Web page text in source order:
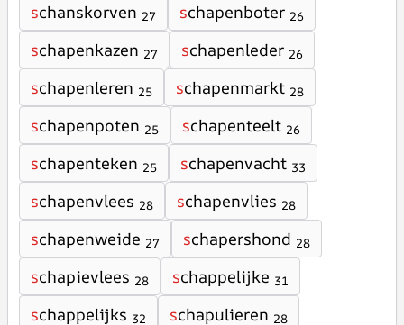
schanskorven 27 schapenboter 26
schapenkazen 27 schapenleder 26
schapenleren 25 schapenmarkt 28
schapenpoten 25 schapenteelt 26
schapenteken 25 schapenvacht 33
schapenvlees 28 schapenvlies 28
schapenweide 27 schapershond 28
schapievlees 28 schappelijke 31
schappelijks 32 schapulieren 28